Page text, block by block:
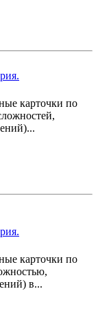
карточки по
карточки по
в...